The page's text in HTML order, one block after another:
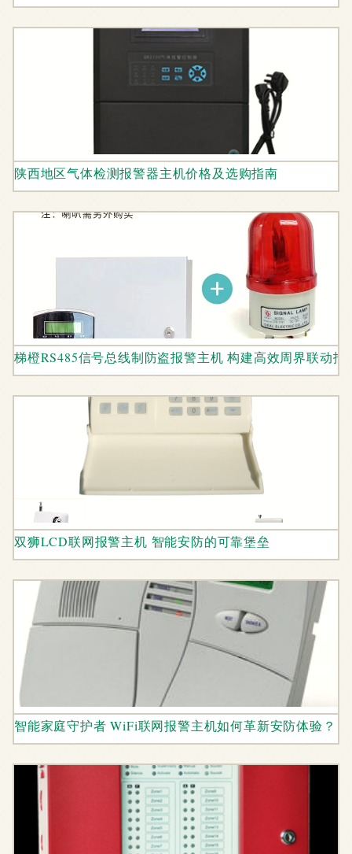
陕西地区气体检测报警器主机价格及选购指南
梯橙RS485信号总线制防盗报警主机 构建高效周界联动报
双狮LCD联网报警主机 智能安防的可靠堡垒
智能家庭守护者 WiFi联网报警主机如何革新安防体验？